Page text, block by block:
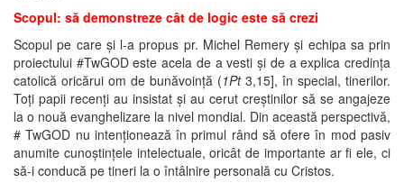
Scopul: să demonstreze cât de logic este să crezi
Scopul pe care și l-a propus pr. Michel Remery și echipa sa prin
proiectului #TwGOD este acela de a vesti și de a explica credința
catolică oricărui om de bunăvoință (1Pt3,15], în special, tinerilor.
Toți papii recenți au insistat și au cerut creștinilor să se angajeze
la o nouă evanghelizare la nivel mondial. Din această perspectivă,
# TwGOD nu intenționează în primul rând să ofere în mod pasiv
anumite cunoștințele intelectuale, oricât de importante ar fi ele, ci
să-i conducă pe tineri la o întâlnire personală cu Cristos.